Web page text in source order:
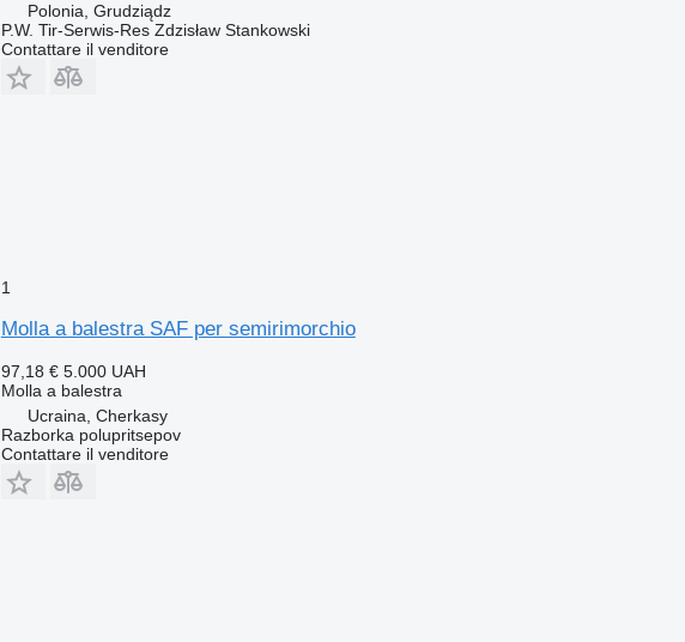
Polonia, Grudziądz
P.W. Tir-Serwis-Res Zdzisław Stankowski
Contattare il venditore
1
Molla a balestra SAF per semirimorchio
97,18 € 5.000 UAH
Molla a balestra
Ucraina, Cherkasy
Razborka polupritsepov
Contattare il venditore